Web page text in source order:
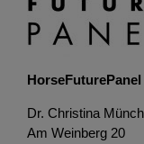
Dr. Christina Münch
Am Weinberg 20